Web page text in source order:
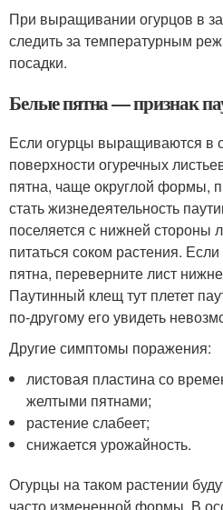
При выращивании огурцов в
следить за температурным
посадки.
Белые пятна — признак
Если огурцы выращиваются в
поверхности огуречных
пятна, чаще округлой формы,
стать жизнедеятельность
поселяется с нижней стороны
питаться соком растения.
пятна, переверните лист
Паутинный клещ тут плетет
по-другому его увидеть
Другие симптомы поражения:
листовая пластина со
желтыми пятнами;
растение слабеет;
снижается урожайность.
Огурцы на таком растении